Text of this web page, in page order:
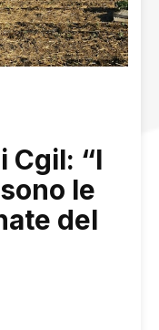
Cgil: “I
le
del